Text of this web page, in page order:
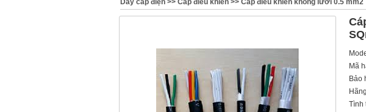
Dây cáp điện >> Cáp điều khiển >> Cáp điều khiển không lưới 0.5 mm2
Mã
Bảo
Tình